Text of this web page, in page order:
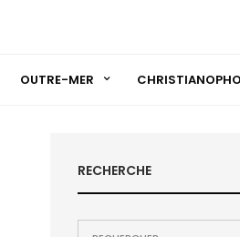
OUTRE-MER
RECHERCHE